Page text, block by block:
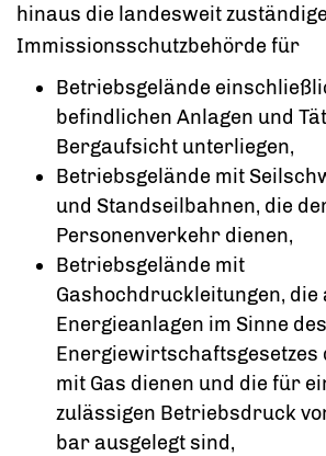
hinaus die landesweit zuständige
Immissionsschutzbehörde für
Betriebsgelände
befindlichen Anlagen und
Bergaufsicht unterliegen,
Betriebsgelände mit
und Standseilbahnen, die
Personenverkehr dienen,
Betriebsgelände mit
Gashochdruckleitungen, die
Energieanlagen im Sinne des
Energiewirtschaftsgesetzes
mit Gas dienen und die für
zulässigen Betriebsdruck
bar ausgelegt sind,